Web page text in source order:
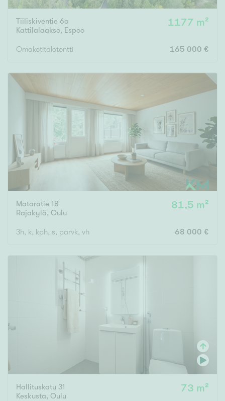
Arvokohteet
Vain arvokohteet
Tyydyttävä
Ominaisuudet
Hissi
Järvi- tai merinäköala
Maalämpö
Oma ranta
Oma sauna
Senioriasunto
Tiiliskiventie 6a
Kattilalaakso, Espoo
1177 m²
Omakotitalotontti 165 000 €
Mataratie 18
Rajakylä, Oulu
81,5 m²
3h, k, kph, s, parvk, vh 68 000 €
Hallituskatu 31
Keskusta, Oulu
73 m²